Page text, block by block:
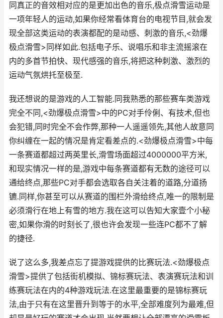
同真正的音效相对应的是更加出色的音乐,极点滑雪运动是
一项年轻人的运动,如果你经常看体育台的电视节目,就会发
现全部这类运动的表演都配的是动感、刺激的音乐,<劲爆
极点滑雪>同样如此.包括电子乐、说唱乐和非主流摇滚在
内的多首节拍快、现代感强的音乐,将把这种刺激、激烈的
运动气氛烘托至极至.
我还想说的是游戏的人工智能.同我熟悉的那些赛车类游戏
完全不同,<劲爆极点滑雪>中的PC对手伶俐、有技术,但也
会犯错,同时完全不会作弊,那种一人遥遥领先,其他人故意同
你纠缠在一起的情况是肯定看差点的.<劲爆极点滑雪>中每
一条赛道都超过两英里长,滑雪场面超过4000000平方米,
和现实情况一样的是,游戏中每条赛道都有无数的途径可以
通给终点,那些PC对手都会选取各自关注着的道路,分道扬
镳.同样,你甚至可以从赛道的围栏外滑给终点,唯一的限制是
必须滑行在地上有雪的地方.我在这可以告知大家壹个小秘
密,如果你滑的时刻长了,很也许会发现一些连PC都不了解
的捷径.
说了这么多,我差点忘了提游戏提供的比赛玩法.<劲爆极点
滑雪>提供了包括街机模拟、锦标赛玩法、表演赛玩法和训
练赛玩法在内的4种游戏玩法.在这里最重要的是锦标赛玩
法,由于只有在这里晋升到等于的水平,全部难度列为最难,但